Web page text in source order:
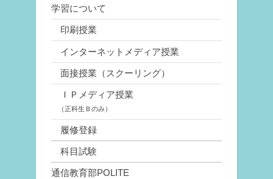
学習について
印刷授業
インターネットメディア授業
面接授業（スクーリング）
ＩＰメディア授業
（正科生Ｂのみ）
履修登録
科目試験
通信教育部POLITE